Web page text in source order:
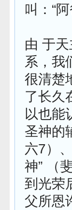
叫：“
由 于
系，我
很清楚
了长久
以也能
圣神的
六7）
神” （
到光荣
父所恩